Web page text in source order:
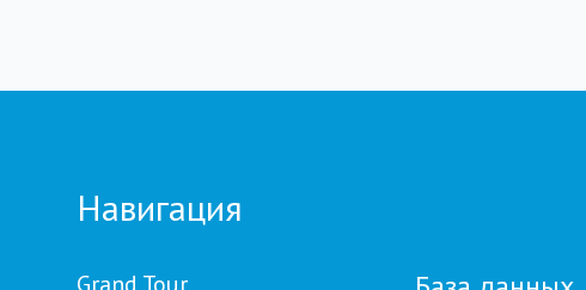
Казахстана - 27 медалей
Навигация